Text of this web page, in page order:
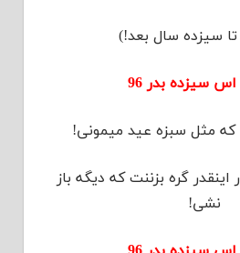
تا سیزده سال بعد!)
سیزده بدر 96
که مثل سبزه عید میمونی!
اینقدر گره بزننت که دیگه باز
نشی!